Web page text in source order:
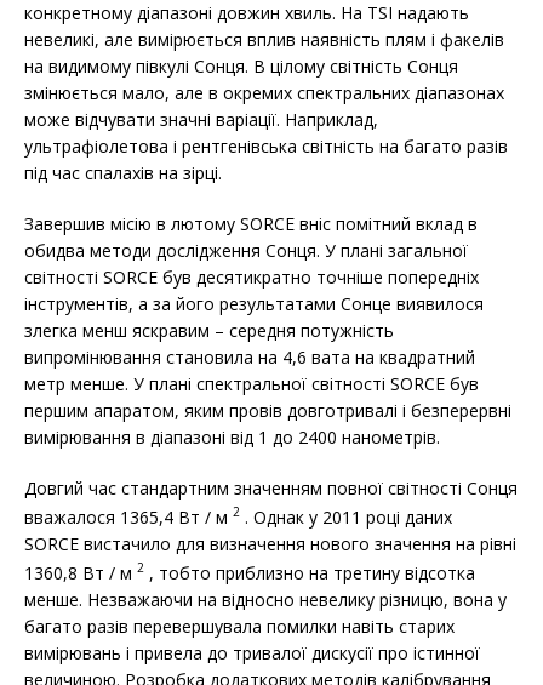
конкретному діапазоні довжин хвиль. На TSI надають
невеликі, але вимірюється вплив наявність плям і факелів
на видимому півкулі Сонця. В цілому світність Сонця
змінюється мало, але в окремих спектральних діапазонах
може відчувати значні варіації. Наприклад,
ультрафіолетова і рентгенівська світність на багато разів
під час спалахів на зірці.
Завершив місію в лютому SORCE вніс помітний вклад в
обидва методи дослідження Сонця. У плані загальної
світності SORCE був десятикратно точніше попередніх
інструментів, а за його результатами Сонце виявилося
злегка менш яскравим – середня потужність
випромінювання становила на 4,6 вата на квадратний
метр менше. У плані спектральної світності SORCE був
першим апаратом, яким провів довготривалі і безперервні
вимірювання в діапазоні від 1 до 2400 нанометрів.
Довгий час стандартним значенням повної світності Сонця
вважалося 1365,4 Вт / м 2 . Однак у 2011 році даних
SORCE вистачило для визначення нового значення на рівні
1360,8 Вт / м 2 , тобто приблизно на третину відсотка
менше. Незважаючи на відносно невелику різницю, вона у
багато разів перевершувала помилки навіть старих
вимірювань і привела до тривалої дискусії про істинної
величиною. Розробка додаткових методів калібрування